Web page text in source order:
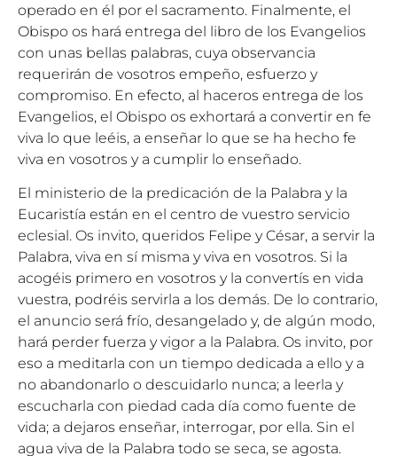
operado en él por el sacramento. Finalmente, el
Obispo os hará entrega del libro de los Evangelios
con unas bellas palabras, cuya observancia
requerirán de vosotros empeño, esfuerzo y
compromiso. En efecto, al haceros entrega de los
Evangelios, el Obispo os exhortará a convertir en fe
viva lo que leéis, a enseñar lo que se ha hecho fe
viva en vosotros y a cumplir lo enseñado.
El ministerio de la predicación de la Palabra y la
Eucaristía están en el centro de vuestro servicio
eclesial. Os invito, queridos Felipe y César, a servir la
Palabra, viva en sí misma y viva en vosotros. Si la
acogéis primero en vosotros y la convertís en vida
vuestra, podréis servirla a los demás. De lo contrario,
el anuncio será frío, desangelado y, de algún modo,
hará perder fuerza y vigor a la Palabra. Os invito, por
eso a meditarla con un tiempo dedicada a ello y a
no abandonarlo o descuidarlo nunca; a leerla y
escucharla con piedad cada día como fuente de
vida; a dejaros enseñar, interrogar, por ella. Sin el
agua viva de la Palabra todo se seca, se agosta.